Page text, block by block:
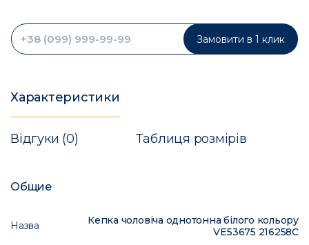
Замовити в 1 клик
Характеристики
Відгуки (0) Таблиця розмірів
Общие
Назва
Кепка чоловіча однотонна білого кольору
VE53675 216258C